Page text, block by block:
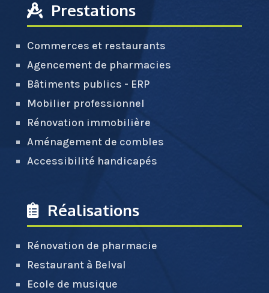
Prestations
Commerces et restaurants
Agencement de pharmacies
Bâtiments publics - ERP
Mobilier professionnel
Rénovation immobilière
Aménagement de combles
Accessibilité handicapés
Réalisations
Rénovation de pharmacie
Restaurant à Belval
Ecole de musique